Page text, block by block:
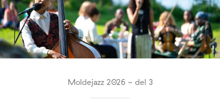
Moldejazz 2026 - del 3